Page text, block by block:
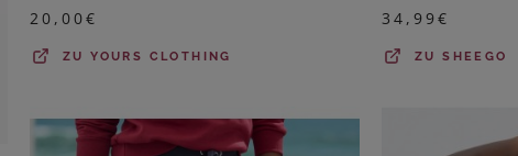
20,00€
ZUYOURS CLOTHING
34,99€
ZUSHEEGO